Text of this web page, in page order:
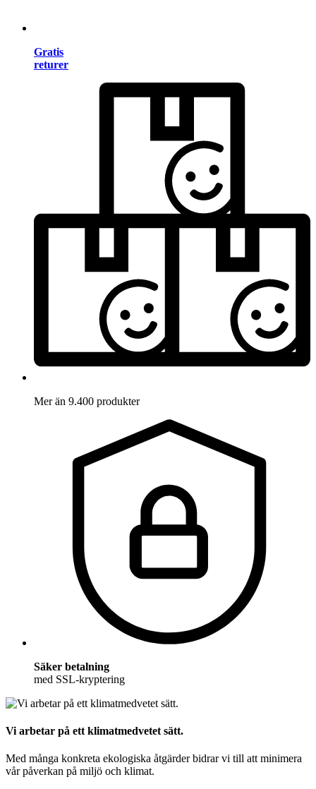
Gratis
returer
Mer än 9.400 produkter
Säker betalning
med SSL-kryptering
Vi arbetar på ett klimatmedvetet sätt.
Med många konkreta ekologiska åtgärder bidrar vi till att minimera
vår påverkan på miljö och klimat.